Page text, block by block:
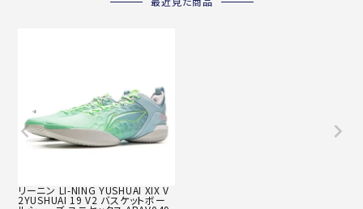
リーニン LI-NING YUSHUAI XIX V
2YUSHUAI 19 V2 バスケットボー